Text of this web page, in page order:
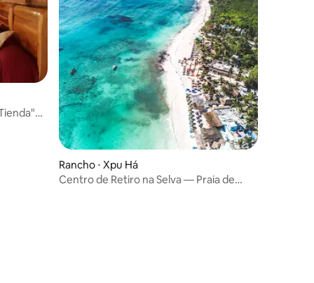
Rancho ⋅ Xpu Há
Centro de Retiro na Selva — Praia de